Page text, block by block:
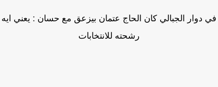
دوار الجبالي كان الحاج عتمان بيزعق مع حسان : يعني ايه
رشحته للانتخابات